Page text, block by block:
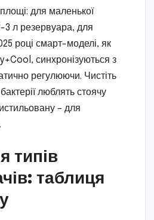
для маленької
3 л резервуара, для
році смарт-моделі, як
синхронізуються з
регулюючи. Чистіть
люблять стоячу
– для
типів
таблиця